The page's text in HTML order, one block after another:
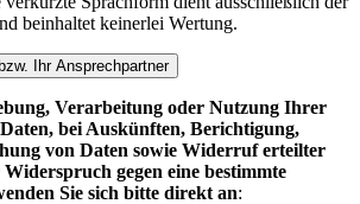
beinhaltet keinerlei Wertung.
Ihr Ansprechpartner
Verarbeitung oder Nutzung Ihrer
bei Auskünften, Berichtigung,
von Daten sowie Widerruf erteilter
gegen eine bestimmte
Sie sich bitte direkt an: